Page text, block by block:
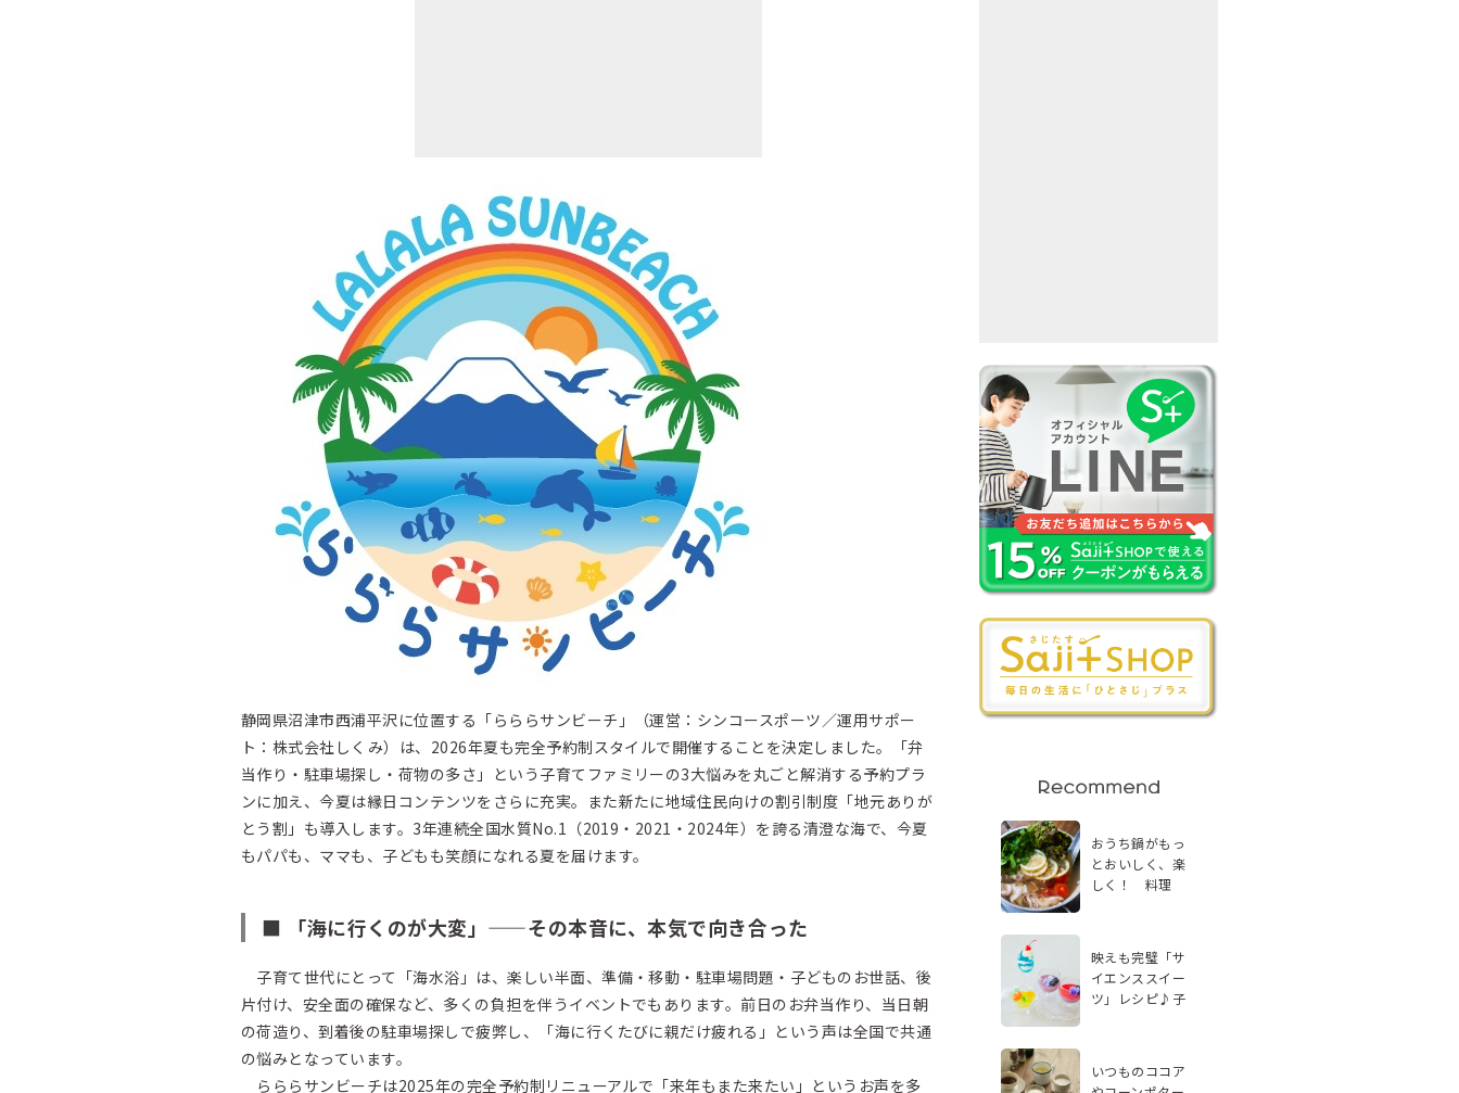
静岡県沼津市西浦平沢に位置する「らららサンビーチ」（運営：シンコースポーツ／運用サポー
ト：株式会社しくみ）は、2026年夏も完全予約制スタイルで開催することを決定しました。「弁
当作り・駐車場探し・荷物の多さ」という子育てファミリーの3大悩みを丸ごと解消する予約プラ
ンに加え、今夏は縁日コンテンツをさらに充実。また新たに地域住民向けの割引制度「地元ありが
とう割」も導入します。3年連続全国水質No.1（2019・2021・2024年）を誇る清澄な海で、今夏
もパパも、ママも、子どもも笑顔になれる夏を届けます。
■ 「海に行くのが大変」——その本音に、本気で向き合った
子育て世代にとって「海水浴」は、楽しい半面、準備・移動・駐車場問題・子どものお世話、後
片付け、安全面の確保など、多くの負担を伴うイベントでもあります。前日のお弁当作り、当日朝
の荷造り、到着後の駐車場探しで疲弊し、「海に行くたびに親だけ疲れる」という声は全国で共通
の悩みとなっています。
らららサンビーチは2025年の完全予約制リニューアルで「来年もまた来たい」というお声を多
おうち鍋がもっ
とおいしく、楽
しく！ 料理
映えも完璧「サ
イエンススイー
ツ」レシピ♪子
いつものココア